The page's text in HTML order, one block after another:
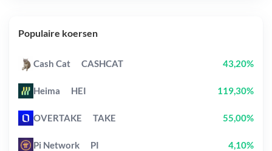
Populaire koersen
Cash Cat CASHCAT 43,20%
Heima HEI 119,30%
OVERTAKE TAKE 55,00%
Pi Network PI 4,10%